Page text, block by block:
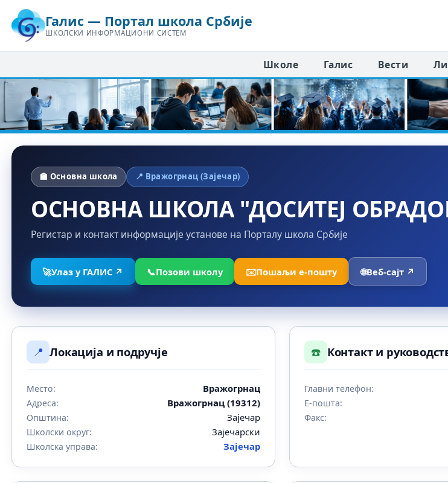
Галис — Портал школа Србије
ШКОЛСКИ ИНФОРМАЦИОНИ СИСТЕМ
Школе Галис Вести
🏫 Основна школа 📍 Вражогрнац (Зајечар)
ОСНОВНА ШКОЛА "ДОСИТЕЈ
Регистар и контакт информације установе на Порталу школа Србије
🚀Улаз у ГАЛИС ↗ 📞Позови школу ✉️Пошаљи е-пошту 🌐Веб-сајт ↗
📍 Локација и подручје
Место: Вражогрнац
Адреса: Вражогрнац (19312)
Општина: Зајечар
Школски округ: Зајечарски
Школска управа: Зајечар
☎️ Контакт и
Главни телефон:
Е-пошта:
Факс: